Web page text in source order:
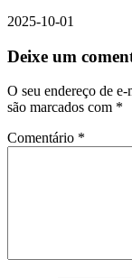
2025-10-01
Deixe um
O seu endereço de
são marcados com *
Comentário *